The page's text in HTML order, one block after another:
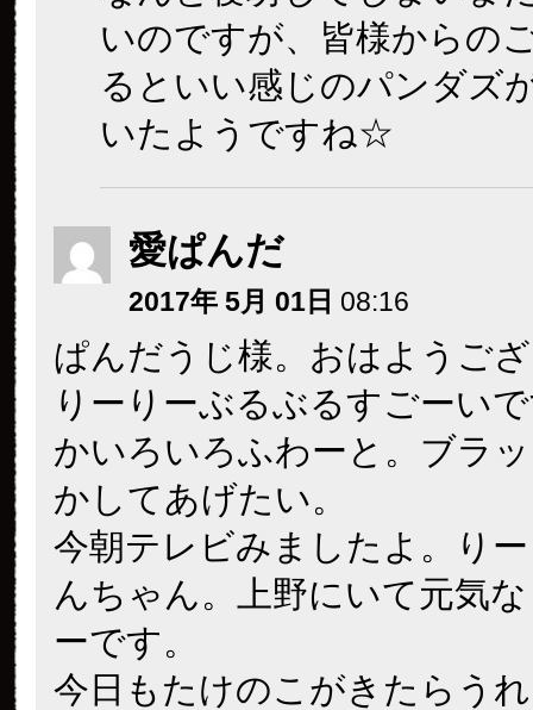
いのですが、皆様からの
るといい感じのパンダズ
いたようですね☆
愛ぱんだ
2017年 5月 01日 08:16
ぱんだうじ様。おはようご
りーりーぶるぶるすごーい
かいろいろふわーと。ブラ
かしてあげたい。
今朝テレビみましたよ。り
んちゃん。上野にいて元気
ーです。
今日もたけのこがきたらう